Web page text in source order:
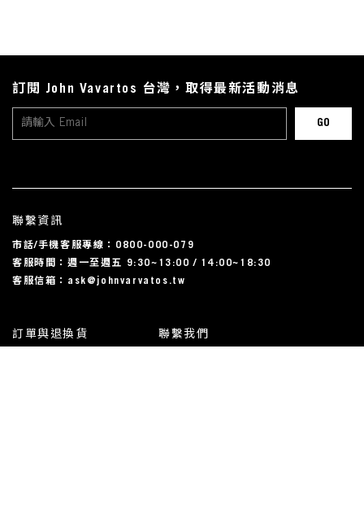
訂單與退換貨 聯繫我們
聯繫資訊
市話/手機客服專線：0800-000-079
客服時間：週一至週五 9:30~13:00 / 14:00~18:30
客服信箱：ask@johnvarvatos.tw
訂閱 John Vavartos 台灣，取得最新活動消息